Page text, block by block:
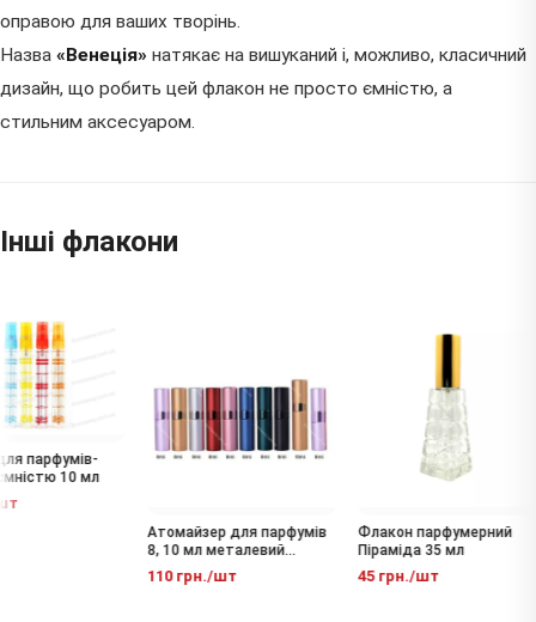
оправою для ваших творінь.
Назва «Венеція» натякає на вишуканий і, можливо, класичний
дизайн, що робить цей флакон не просто ємністю, а
стильним аксесуаром.
Інші флакони
парфумів-
10 мл
Атомайзер для парфумів
8, 10 мл металевий
флакон-спрей
110 грн./шт
Флакон парфумерний
Піраміда 35 мл
45 грн./шт